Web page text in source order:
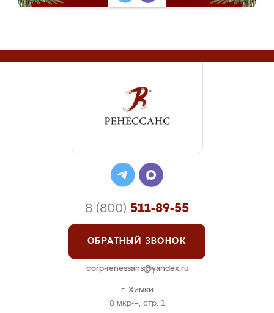
г. Химки
8 мкр-н, стр. 1
8 (800) 511-89-55
ОБРАТНЫЙ ЗВОНОК
corp-renessans@yandex.ru